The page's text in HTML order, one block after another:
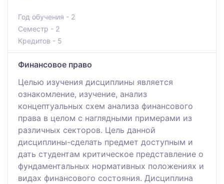
Год обучения - 2
Семестр - 2
Кредитов - 5
Финансовое право
Целью изучения дисциплины является
ознакомление, изучение, анализ
концептуальных схем анализа финансового
права в целом с наглядными примерами из
различных секторов. Цель данной
дисциплины-сделать предмет доступным и
дать студентам критическое представление о
фундаментальных нормативных положениях и
видах финансового состояния. Дисциплина